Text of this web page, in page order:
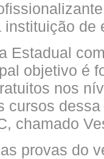
de
Estadual
objetivo é
nos
cursos
chamado
provas do